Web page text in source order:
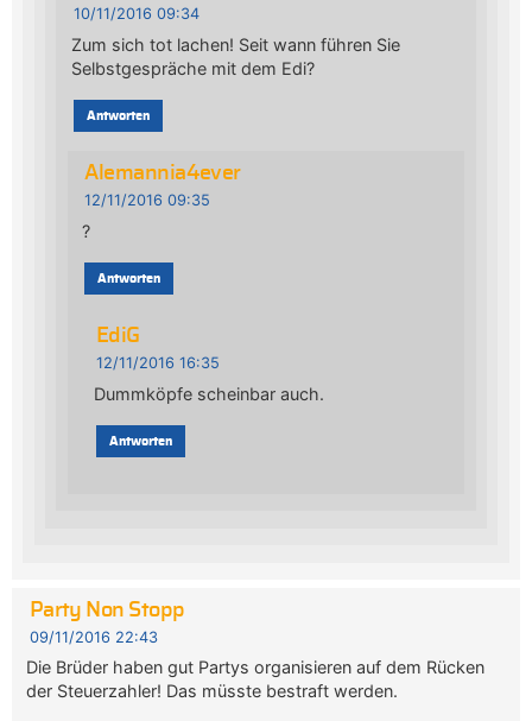
10/11/2016 09:34
Zum sich tot lachen! Seit wann führen Sie
Selbstgespräche mit dem Edi?
Antworten
Alemannia4ever
12/11/2016 09:35
?
Antworten
EdiG
12/11/2016 16:35
Dummköpfe scheinbar auch.
Antworten
Party Non Stopp
09/11/2016 22:43
Die Brüder haben gut Partys organisieren auf dem Rücken
der Steuerzahler! Das müsste bestraft werden.